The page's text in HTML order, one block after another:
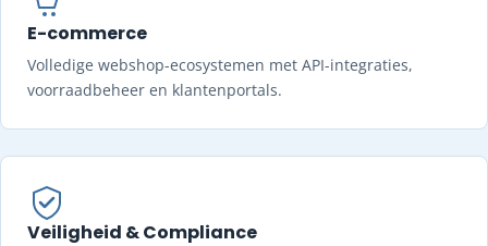
E-commerce
Volledige webshop-ecosystemen met API-integraties,
voorraadbeheer en klantenportals.
Veiligheid & Compliance